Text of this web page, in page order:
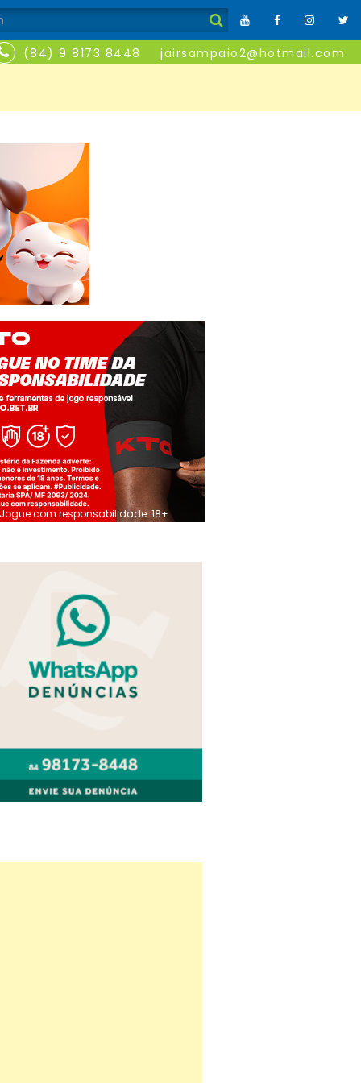
(84) 9 8173 8448 jairsampaio2@hotmail.com
Jogue com responsabilidade. 18+